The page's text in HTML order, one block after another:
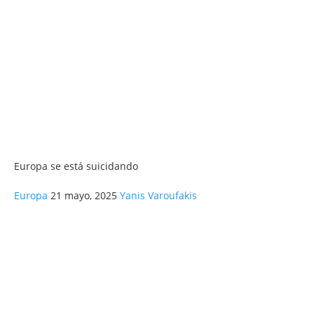
Europa se está suicidando
Europa 21 mayo, 2025 Yanis Varoufakis